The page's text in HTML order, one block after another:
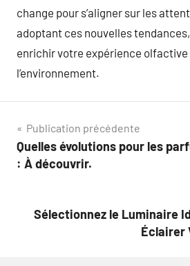
change pour s’aligner sur les
adoptant ces nouvelles
enrichir votre expérience
l’environnement.
Navigation
de
Publication précédente
Quelles évolutions pour les
: À découvrir.
Sélectionnez le Luminaire
Éclairer